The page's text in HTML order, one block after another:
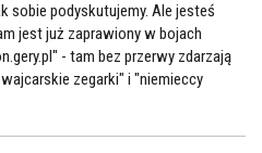
sobie podyskutujemy. Ale jesteś
jest już zaprawiony w bojach
- tam bez przerwy zdarzają
zegarki" i "niemieccy